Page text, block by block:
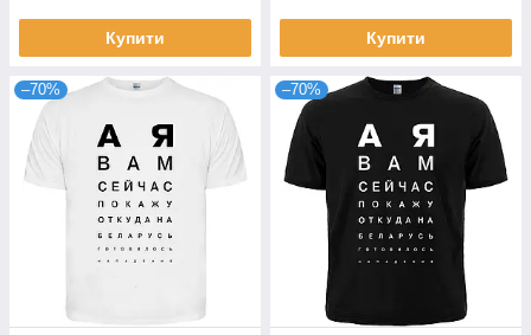
Купити Купити
–70% –70%